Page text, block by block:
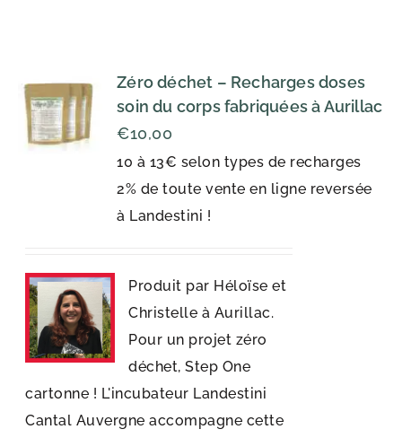
Zéro déchet – Recharges doses
soin du corps fabriquées à Aurillac
10 à 13€ selon types de recharges
2% de toute vente en ligne reversée
à Landestini !
€10,00
Produit par Héloïse et
Christelle à Aurillac.
Pour un projet zéro
déchet, Step One
cartonne ! L'incubateur Landestini
Cantal Auvergne accompagne cette